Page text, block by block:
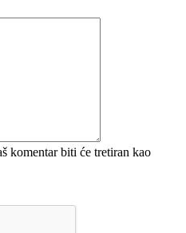
komentar biti će tretiran kao